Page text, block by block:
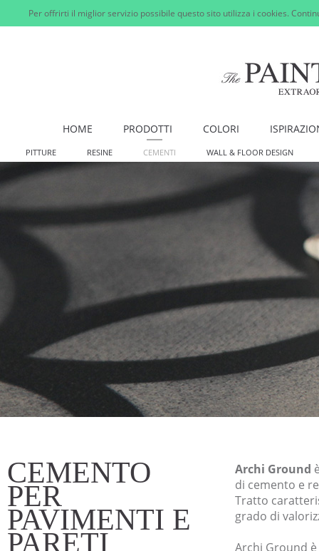
Per offrirti il miglior servizio possibile questo sito utilizza i cookies.
HOME PRODOTTI COLORI
PITTURE RESINE CEMENTI WALL & FLOOR DESIGN
CEMENTO
PER
PAVIMENTI E
PARETI
Archi Ground
di cemento e
Tratto
grado di
Archi Ground